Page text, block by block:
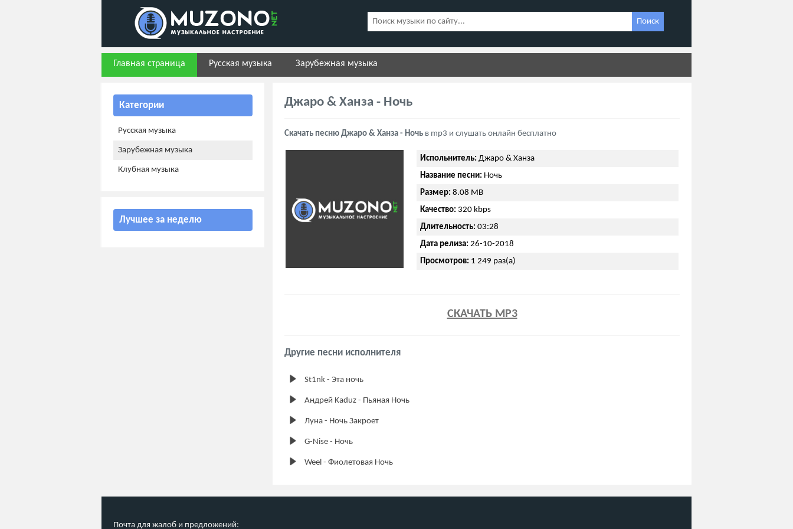
Поиск
Главная страница Русская музыка Зарубежная музыка
Джаро & Ханза - Ночь
Скачать песню Джаро & Ханза - Ночь в mp3 и слушать онлайн бесплатно
Испольнитель: Джаро & Ханза
Название песни: Ночь
Размер: 8.08 MB
Качество: 320 kbps
Длительность: 03:28
Дата релиза: 26-10-2018
Просмотров: 1 249 раз(а)
СКАЧАТЬ MP3
Другие песни исполнителя
St1nk - Эта ночь
Андрей Kaduz - Пьяная Ночь
Луна - Ночь Закроет
G-Nise - Ночь
Weel - Фиолетовая Ночь
Категории
Русская музыка
Зарубежная музыка
Клубная музыка
Лучшее за неделю
Почта для жалоб и предложений: